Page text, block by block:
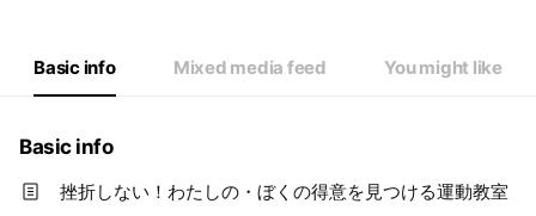
08:00 - 21:00
毎週月曜定休
Basic info Mixed media feed You might like
Basic info
挫折しない！わたしの・ぼくの得意を見つける運動教室